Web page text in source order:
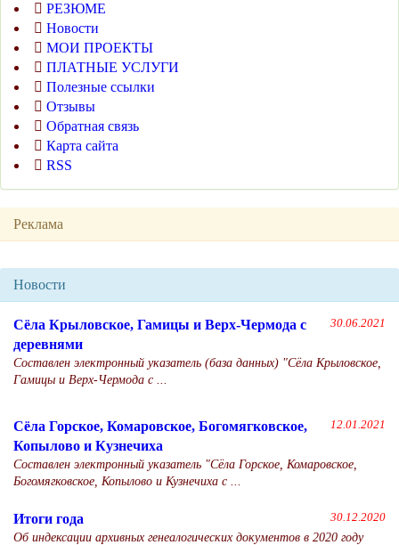
РЕЗЮМЕ
Новости
МОИ ПРОЕКТЫ
ПЛАТНЫЕ УСЛУГИ
Полезные ссылки
Отзывы
Обратная связь
Карта сайта
RSS
Реклама
Новости
30.06.2021
Сёла Крыловское, Гамицы и Верх-Чермода с
деревнями
Составлен электронный указатель (база данных) "Сёла Крыловское,
Гамицы и Верх-Чермода с ...
12.01.2021
Сёла Горское, Комаровское, Богомягковское,
Копылово и Кузнечиха
Составлен электронный указатель "Сёла Горское, Комаровское,
Богомягковское, Копылово и Кузнечиха с ...
30.12.2020
Итоги года
Об индексации архивных генеалогических документов в 2020 году